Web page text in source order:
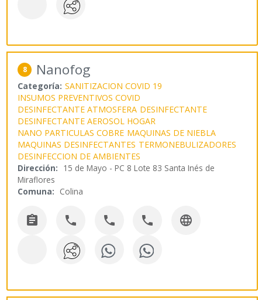
8 Nanofog
Categoría: SANITIZACION COVID 19
INSUMOS PREVENTIVOS COVID
DESINFECTANTE ATMOSFERA DESINFECTANTE
DESINFECTANTE AEROSOL HOGAR
NANO PARTICULAS COBRE MAQUINAS DE NIEBLA
MAQUINAS DESINFECTANTES TERMONEBULIZADORES
DESINFECCION DE AMBIENTES
Dirección: 15 de Mayo - PC 8 Lote 83 Santa Inés de
Miraflores
Comuna: Colina
    